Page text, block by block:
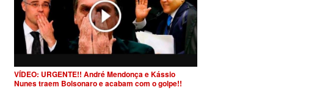
VÍDEO: URGENTE!! André Mendonça e Kássio
Nunes traem Bolsonaro e acabam com o golpe!!